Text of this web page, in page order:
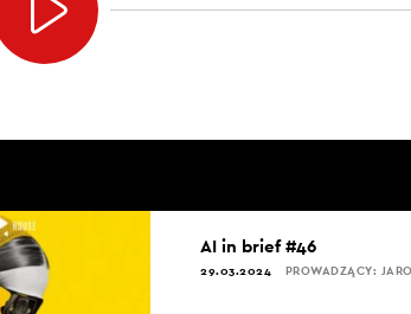
AI in brief #46
29.03.2024 PROWADZĄCY: